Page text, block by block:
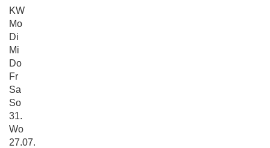
KW
Mo
Di
Mi
Do
Fr
Sa
So
31.
Wo
27.07.